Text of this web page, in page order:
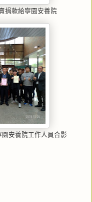
捐款給寧園安養院
安養院工作人員合影